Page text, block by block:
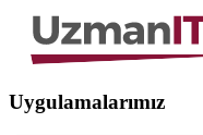
Uygulamalarımız